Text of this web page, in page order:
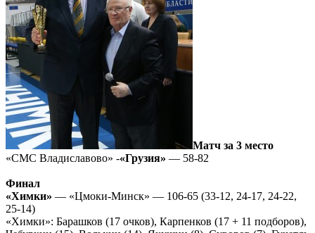
Матч за 3 место
«СМС Владиславово» -«Грузия» — 58-82
Финал
«Химки» — «Цмоки-Минск» — 106-65 (33-12, 24-17, 24-22,
25-14)
«Химки»: Барашков (17 очков), Карпенков (17 + 11 подборов),